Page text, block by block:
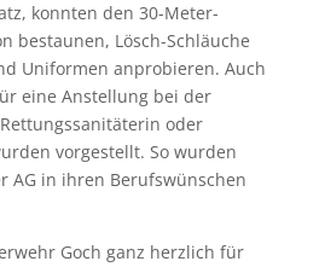
konnten den 30-Meter-
bestaunen, Lösch-Schläuche
Uniformen anprobieren. Auch
eine Anstellung bei der
oder
vorgestellt. So wurden
AG in ihren Berufswünschen
Goch ganz herzlich für